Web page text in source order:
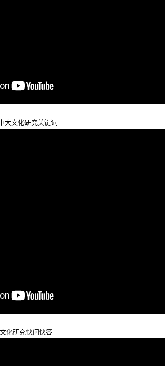
大文化研究关键词
化研究快问快答